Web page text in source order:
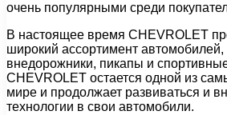
очень популярными среди
В настоящее время CHEVROLET
широкий ассортимент
внедорожники, пикапы и
CHEVROLET остается одной из
мире и продолжает развиваться и
технологии в свои автомобили.